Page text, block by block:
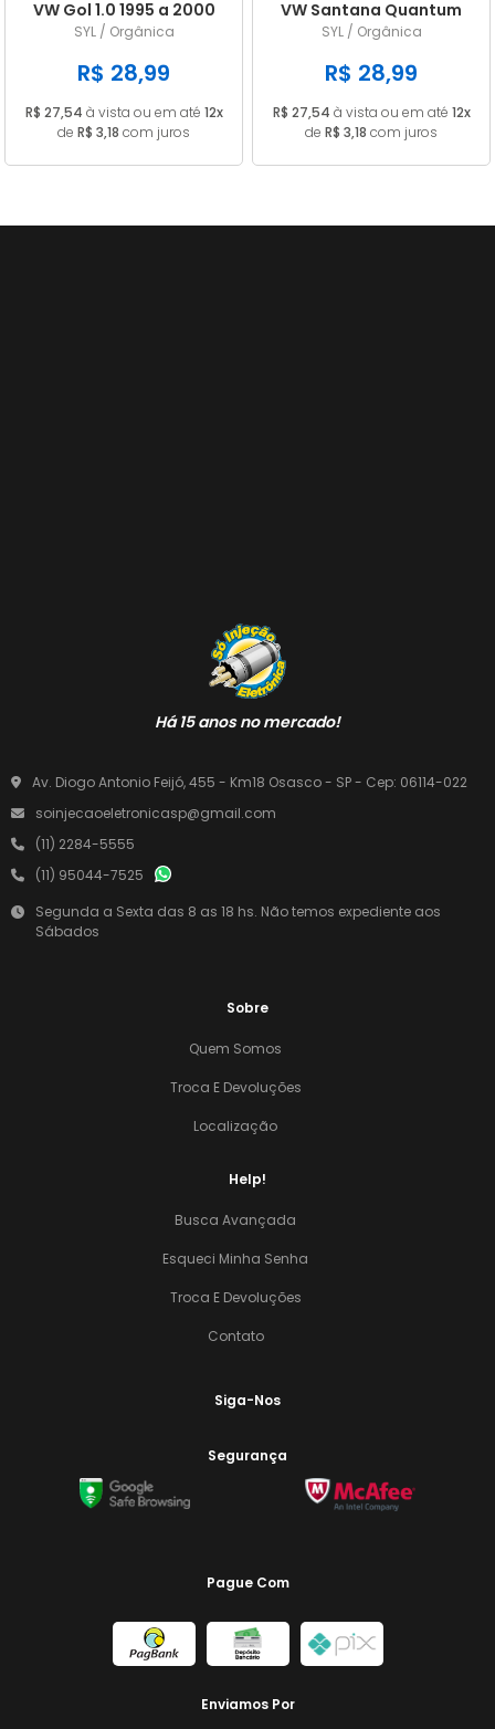
VW Gol 1.0 1995 a 2000
Gol 1.6 1995 a 2006 Gol
1.8 GTS 1984 a 2000
SYL1405
SYL / Orgânica
R$ 28,99
R$ 27,54 à vista ou em até 12x
de R$ 3,18 com juros
VW Santana Quantum
1.8 1985 1986 1987 1988
Santana 2.0 SYL1405
SYL / Orgânica
R$ 28,99
R$ 27,54 à vista ou em até 12x
de R$ 3,18 com juros
Há 15 anos no mercado!
Av. Diogo Antonio Feijó, 455 - Km18 Osasco - SP - Cep: 06114-022
soinjecaoeletronicasp@gmail.com
(11) 2284-5555
(11) 95044-7525
Segunda a Sexta das 8 as 18 hs. Não temos expediente aos
Sábados
Sobre
Quem Somos
Troca E Devoluções
Localização
Help!
Busca Avançada
Esqueci Minha Senha
Troca E Devoluções
Contato
Siga-Nos
Segurança
Pague Com
Enviamos Por